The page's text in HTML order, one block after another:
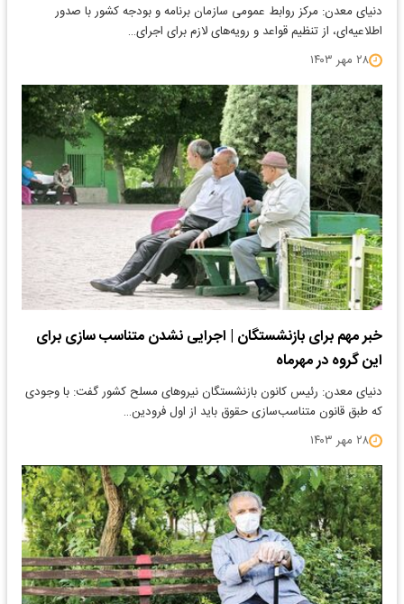
دنیای معدن: ​مرکز روابط عمومی سازمان برنامه و بودجه کشور با صدور
اطلاعیه‌ای، از تنظیم قواعد و رویه‌های لازم برای اجرای…
۲۸ مهر ۱۴۰۳
خبر مهم برای بازنشستگان | اجرایی نشدن متناسب سازی برای
این گروه در مهرماه
دنیای معدن: رئیس کانون بازنشستگان نیرو‌های مسلح کشور گفت: با وجودی
که طبق قانون متناسب‌سازی حقوق باید از اول فرودین…
۲۸ مهر ۱۴۰۳